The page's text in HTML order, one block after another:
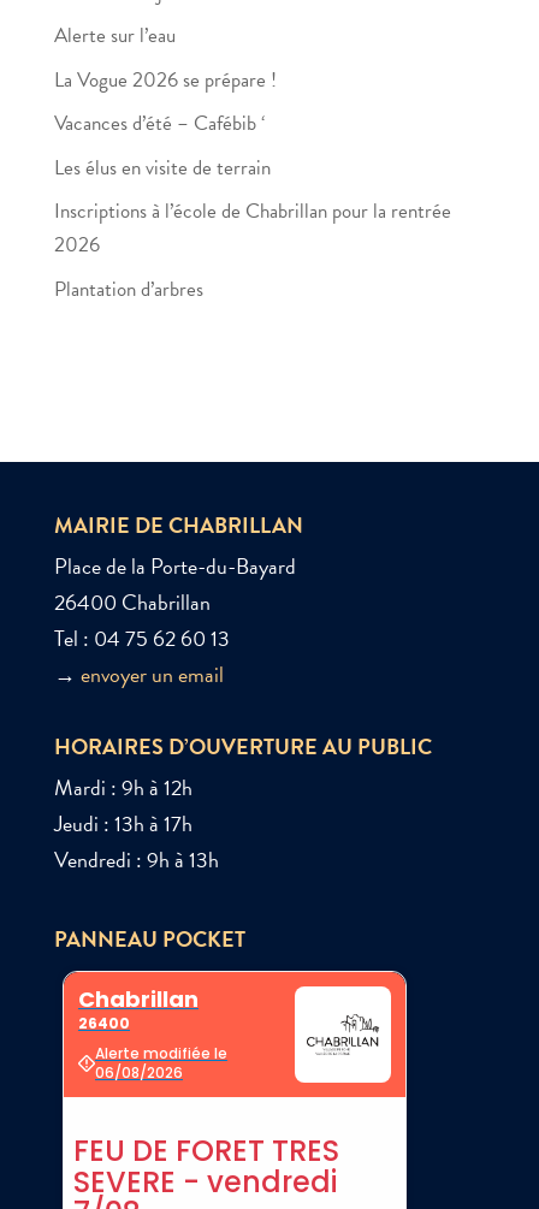
Alerte sur l’eau
La Vogue 2026 se prépare !
Vacances d’été – Cafébib ‘
Les élus en visite de terrain
Inscriptions à l’école de Chabrillan pour la rentrée
2026
Plantation d’arbres
MAIRIE DE CHABRILLAN
Place de la Porte-du-Bayard
26400 Chabrillan
Tel : 04 75 62 60 13
→ envoyer un email
HORAIRES D’OUVERTURE AU PUBLIC
Mardi : 9h à 12h
Jeudi : 13h à 17h
Vendredi : 9h à 13h
PANNEAU POCKET